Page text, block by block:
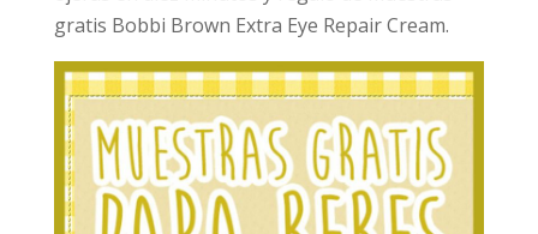
gratis Bobbi Brown Extra Eye Repair Cream.